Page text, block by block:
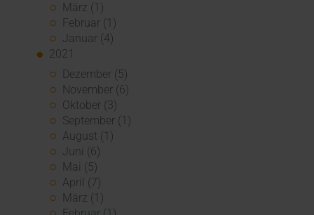
März (1)
Februar (1)
Januar (4)
2021
Dezember (5)
November (6)
Oktober (3)
September (1)
August (1)
Juni (6)
Mai (5)
April (7)
März (1)